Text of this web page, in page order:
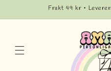
Frakt 49 kr •